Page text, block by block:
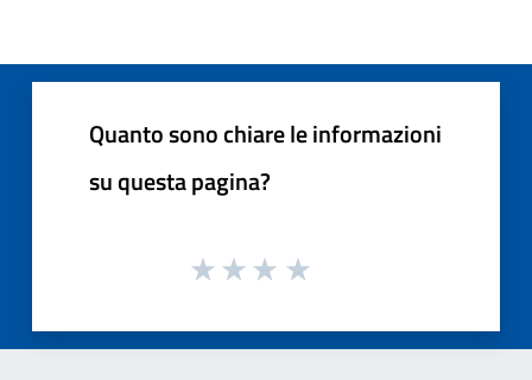
Quanto sono chiare le informazioni
su questa pagina?